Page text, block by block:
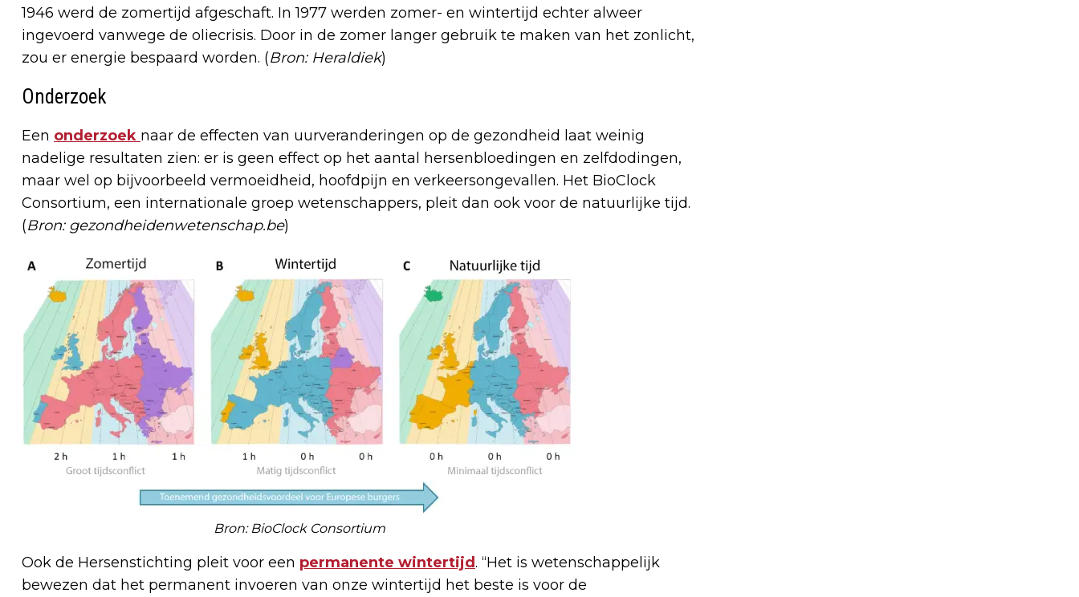
1946 werd de zomertijd afgeschaft. In 1977 werden zomer- en wintertijd echter alweer
ingevoerd vanwege de oliecrisis. Door in de zomer langer gebruik te maken van het zonlicht,
zou er energie bespaard worden. (Bron: Heraldiek)
Onderzoek
Een onderzoek naar de effecten van uurveranderingen op de gezondheid laat weinig
nadelige resultaten zien: er is geen effect op het aantal hersenbloedingen en zelfdodingen,
maar wel op bijvoorbeeld vermoeidheid, hoofdpijn en verkeersongevallen. Het BioClock
Consortium, een internationale groep wetenschappers, pleit dan ook voor de natuurlijke tijd.
(Bron: gezondheidenwetenschap.be)
Bron: BioClock Consortium
Ook de Hersenstichting pleit voor een permanente wintertijd. “Het is wetenschappelijk
bewezen dat het permanent invoeren van onze wintertijd het beste is voor de